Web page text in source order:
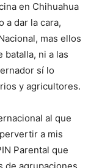
en Chihuahua
a dar la cara,
mas ellos
batalla, ni a las
sí lo
y agricultores.
al que
a mis
Parental que